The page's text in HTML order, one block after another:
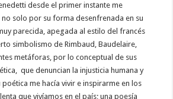
desde el primer instante me
solo por su forma desenfrenada en su
parecida, apegada al estilo del francés
simbolismo de Rimbaud, Baudelaire,
metáforas, por lo conceptual de sus
que denuncian la injusticia humana y
poética me hacía vivir e inspirarme en los
que vivíamos en el país; una poesía